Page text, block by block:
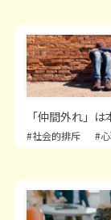
「仲間外れ」
#社会的排斥 #